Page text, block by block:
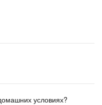
условиях?